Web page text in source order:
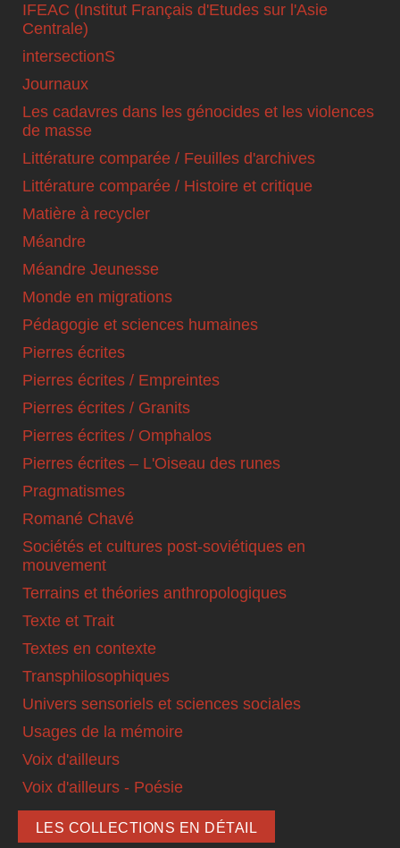
IFEAC (Institut Français d'Etudes sur l'Asie
Centrale)
intersectionS
Journaux
Les cadavres dans les génocides et les violences
de masse
Littérature comparée / Feuilles d'archives
Littérature comparée / Histoire et critique
Matière à recycler
Méandre
Méandre Jeunesse
Monde en migrations
Pédagogie et sciences humaines
Pierres écrites
Pierres écrites / Empreintes
Pierres écrites / Granits
Pierres écrites / Omphalos
Pierres écrites – L'Oiseau des runes
Pragmatismes
Romané Chavé
Sociétés et cultures post-soviétiques en
mouvement
Terrains et théories anthropologiques
Texte et Trait
Textes en contexte
Transphilosophiques
Univers sensoriels et sciences sociales
Usages de la mémoire
Voix d'ailleurs
Voix d'ailleurs - Poésie
LES COLLECTIONS EN DÉTAIL